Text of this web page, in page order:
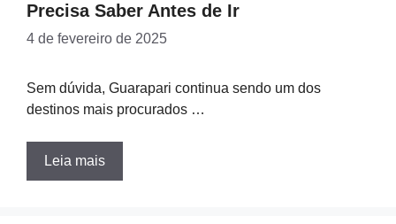
Precisa Saber Antes de Ir
4 de fevereiro de 2025
Sem dúvida, Guarapari continua sendo um dos
destinos mais procurados …
Leia mais